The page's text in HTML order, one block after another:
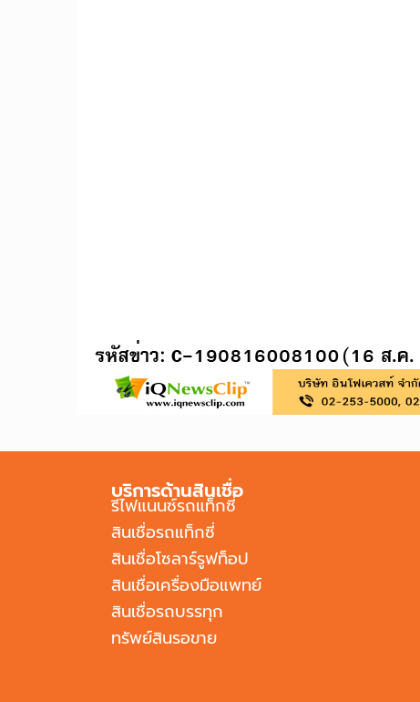
บริการด้านสินเชื่อ
รีไฟแนนซ์รถแท็กซี่
สินเชื่อรถแท็กซี่
สินเชื่อโซลาร์รูฟท็อป
สินเชื่อเครื่องมือแพทย์
สินเชื่อรถบรรทุก
ทรัพย์สินรอขาย